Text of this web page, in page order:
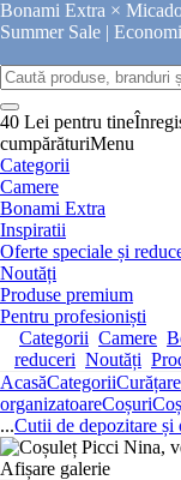
Bonami Extra ×
Summer Sale |
40 Lei pentru tine
cumpărăturiMenu
Categorii
Camere
Bonami Extra
Inspiratii
Oferte speciale și
Noutăți
Produse premium
Pentru profesioniști
Categorii Camere
reduceri Noutăți
AcasăCategorii
organizatoareCoșuri
...Cutii de depozitare și
Afișare galerie